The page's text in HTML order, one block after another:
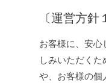
〔運営方針
お客様に、安心
しみいただく
や、お客様の個